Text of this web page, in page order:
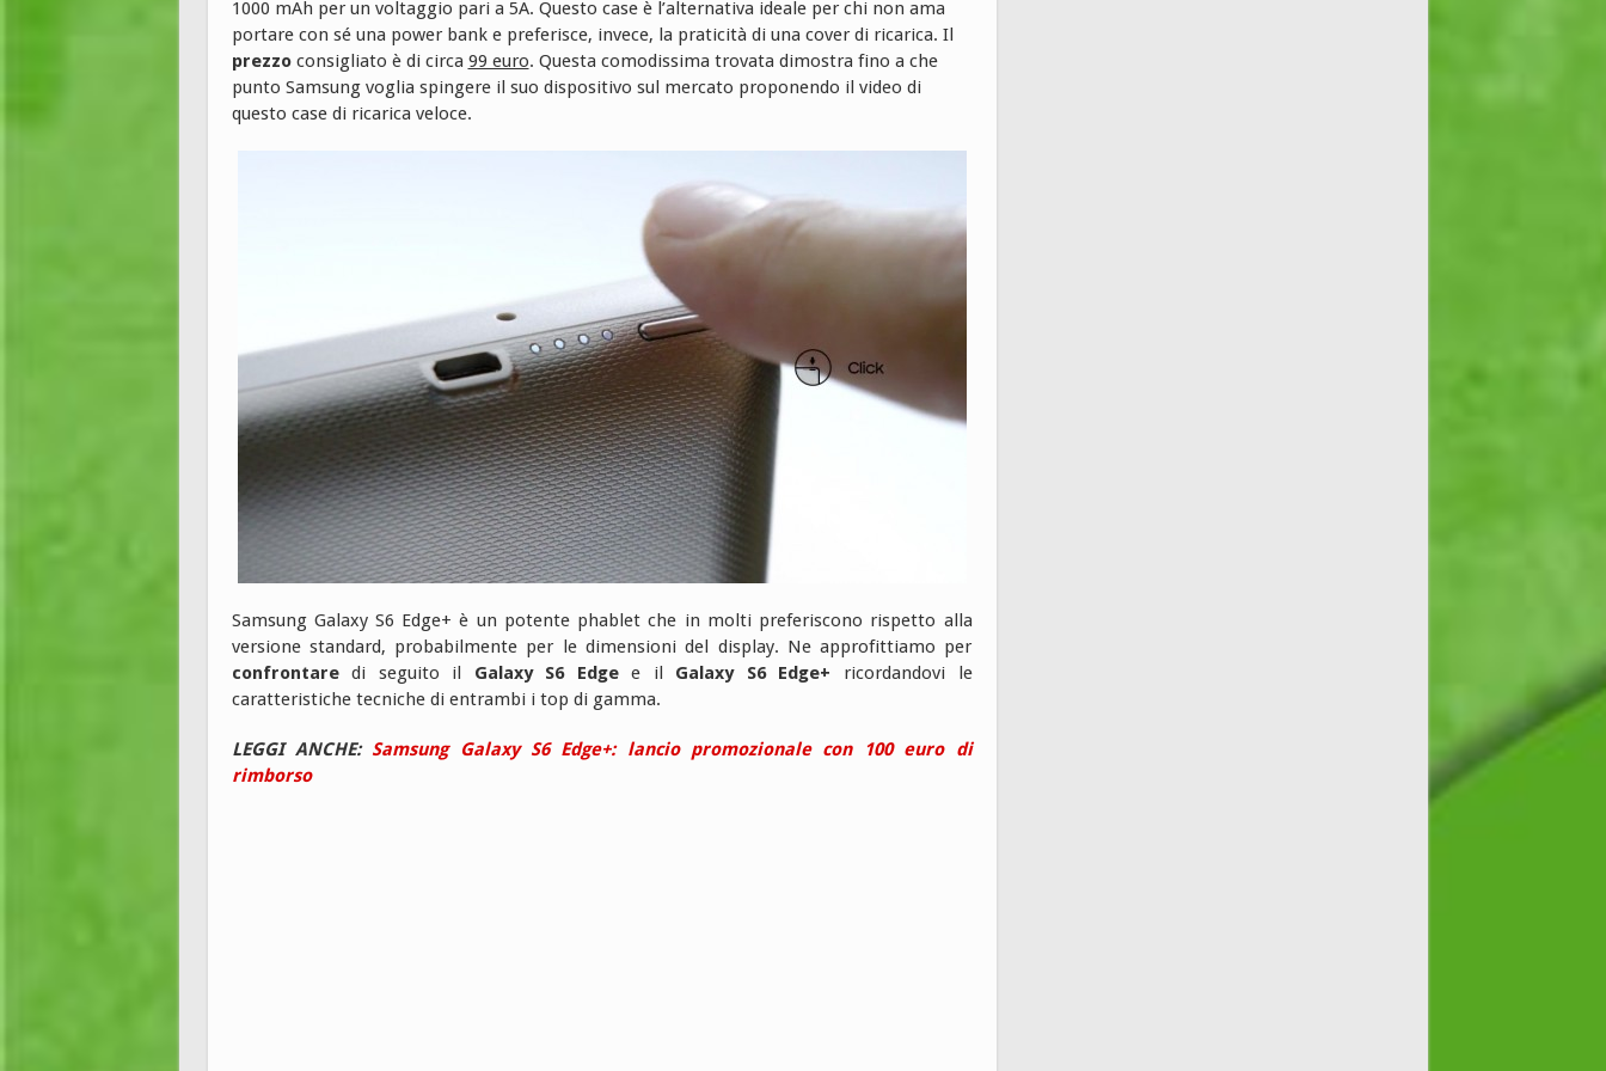
1000 mAh per un voltaggio pari a 5A. Questo case è l’alternativa ideale per chi non ama
portare con sé una power bank e preferisce, invece, la praticità di una cover di ricarica. Il
prezzoconsigliato è di circa 99 euro. Questa comodissima trovata dimostra fino a che
punto Samsung voglia spingere il suo dispositivo sul mercato proponendo il video di
questo case di ricarica veloce.
Samsung Galaxy S6 Edge+ è un potente phablet che in molti preferiscono rispetto alla
versione standard, probabilmente per le dimensioni del display. Ne approfittiamo per
confrontaredi seguito il Galaxy S6 Edgee il Galaxy S6 Edge+ ricordandovi le
caratteristiche tecniche di entrambi i top di gamma.
LEGGI ANCHE: Samsung Galaxy S6 Edge+: lancio promozionale con 100 euro di
rimborso